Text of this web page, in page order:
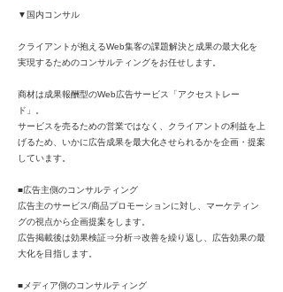
▼国内コンサル
クライアントが抱えるWeb集客の課題解決と成果の最大化を
実現するためのコンサルティングをお任せします。
商材は成果報酬型のWeb広告サービス「アクセストレー
ド」。
サービスを売るための営業ではなく、クライアントの利益を上
げるため、いかに広告成果を最大化させられるかを企画・提案
しています。
■広告主側のコンサルティング
広告主のサービス/商品プロモーションに対し、マーケティン
グの視点から企画提案をします。
広告掲載後は効果検証⇒分析⇒改善を繰り返し、広告効果の最
大化を目指します。
■メディア側のコンサルティング